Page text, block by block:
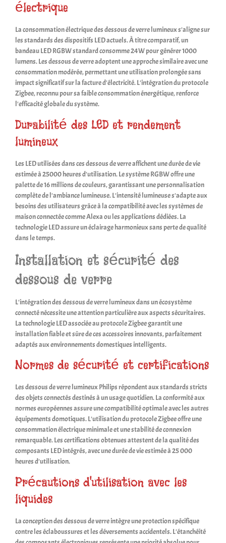
électrique
La consommation électrique des dessous de verre lumineux s'aligne sur
les standards des dispositifs LED actuels. À titre comparatif, un
bandeau LED RGBW standard consomme 24W pour générer 1000
lumens. Les dessous de verre adoptent une approche similaire avec une
consommation modérée, permettant une utilisation prolongée sans
impact significatif sur la facture d'électricité. L'intégration du protocole
Zigbee, reconnu pour sa faible consommation énergétique, renforce
l'efficacité globale du système.
Durabilité des LED et rendement
lumineux
Les LED utilisées dans ces dessous de verre affichent une durée de vie
estimée à 25000 heures d'utilisation. Le système RGBW offre une
palette de 16 millions de couleurs, garantissant une personnalisation
complète de l'ambiance lumineuse. L'intensité lumineuse s'adapte aux
besoins des utilisateurs grâce à la compatibilité avec les systèmes de
maison connectée comme Alexa ou les applications dédiées. La
technologie LED assure un éclairage harmonieux sans perte de qualité
dans le temps.
Installation et sécurité des
dessous de verre
L'intégration des dessous de verre lumineux dans un écosystème
connecté nécessite une attention particulière aux aspects sécuritaires.
La technologie LED associée au protocole Zigbee garantit une
installation fiable et sûre de ces accessoires innovants, parfaitement
adaptés aux environnements domestiques intelligents.
Normes de sécurité et certifications
Les dessous de verre lumineux Philips répondent aux standards stricts
des objets connectés destinés à un usage quotidien. La conformité aux
normes européennes assure une compatibilité optimale avec les autres
équipements domotiques. L'utilisation du protocole Zigbee offre une
consommation électrique minimale et une stabilité de connexion
remarquable. Les certifications obtenues attestent de la qualité des
composants LED intégrés, avec une durée de vie estimée à 25 000
heures d'utilisation.
Précautions d'utilisation avec les
liquides
La conception des dessous de verre intègre une protection spécifique
contre les éclaboussures et les déversements accidentels. L'étanchéité